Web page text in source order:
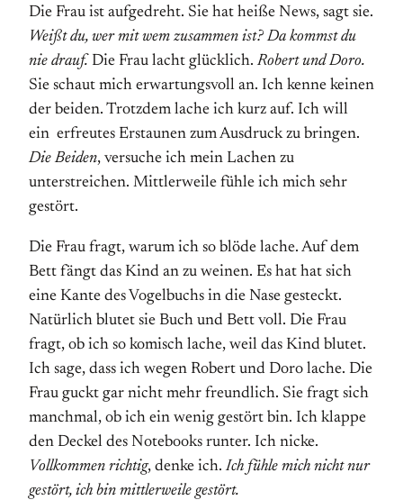
Die Frau ist aufgedreht. Sie hat heiße News, sagt sie.
Weißt du, wer mit wem zusammen ist? Da kommst du
nie drauf. Die Frau lacht glücklich. Robert und Doro.
Sie schaut mich erwartungsvoll an. Ich kenne keinen
der beiden. Trotzdem lache ich kurz auf. Ich will
ein erfreutes Erstaunen zum Ausdruck zu bringen.
Die Beiden, versuche ich mein Lachen zu
unterstreichen. Mittlerweile fühle ich mich sehr
gestört.
Die Frau fragt, warum ich so blöde lache. Auf dem
Bett fängt das Kind an zu weinen. Es hat hat sich
eine Kante des Vogelbuchs in die Nase gesteckt.
Natürlich blutet sie Buch und Bett voll. Die Frau
fragt, ob ich so komisch lache, weil das Kind blutet.
Ich sage, dass ich wegen Robert und Doro lache. Die
Frau guckt gar nicht mehr freundlich. Sie fragt sich
manchmal, ob ich ein wenig gestört bin. Ich klappe
den Deckel des Notebooks runter. Ich nicke.
Vollkommen richtig, denke ich. Ich fühle mich nicht nur
gestört, ich bin mittlerweile gestört.